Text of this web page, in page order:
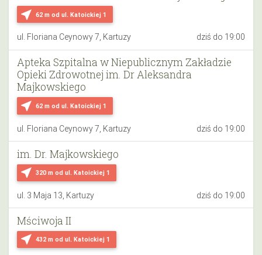
near_me 62 m od ul. Katoickiej 1
ul. Floriana Ceynowy 7, Kartuzy dziś do 19:00
near_me 62 m od ul. Katoickiej 1
Apteka Szpitalna w Niepublicznym Zakładzie
Opieki Zdrowotnej im. Dr Aleksandra
Majkowskiego
ul. Floriana Ceynowy 7, Kartuzy dziś do 19:00
near_me 320 m od ul. Katoickiej 1
im. Dr. Majkowskiego
ul. 3 Maja 13, Kartuzy dziś do 19:00
near_me 432 m od ul. Katoickiej 1
Mściwoja II